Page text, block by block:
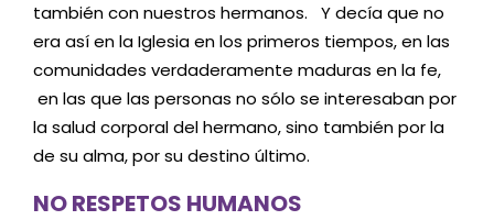
también con nuestros hermanos. Y decía que no
era así en la Iglesia en los primeros tiempos, en las
comunidades verdaderamente maduras en la fe,
en las que las personas no sólo se interesaban por
la salud corporal del hermano, sino también por la
de su alma, por su destino último.
NO RESPETOS HUMANOS